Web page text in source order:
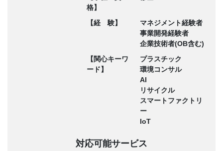
格】
【経 験】
マネジメント経験者
事業開発経験者
企業技術者(OB含む)
【関心キーワ
ード】
プラスチック
環境コンサル
AI
リサイクル
スマートファクトリ
ー
IoT
対応可能サービス